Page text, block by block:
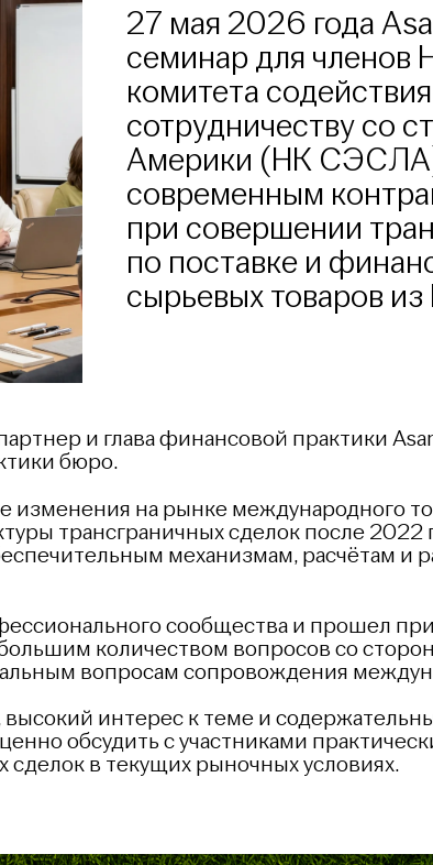
27 мая 2026 года
семинар для членов
комитета
сотрудничеству со
Америки (НК
современным
при совершении
по поставке и
сырьевых товаров
и глава финансовой практики
бюро.
изменения на рынке международного
трансграничных сделок после 2022
механизмам, расчётам и
сообщества и прошел
количеством вопросов со
вопросам сопровождения
интерес к теме и
обсудить с участниками
в текущих рыночных условиях.